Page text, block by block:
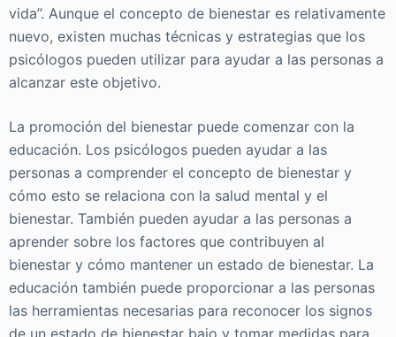
vida”. Aunque el concepto de bienestar es relativamente
nuevo, existen muchas técnicas y estrategias que los
psicólogos pueden utilizar para ayudar a las personas a
alcanzar este objetivo.
La promoción del bienestar puede comenzar con la
educación. Los psicólogos pueden ayudar a las
personas a comprender el concepto de bienestar y
cómo esto se relaciona con la salud mental y el
bienestar. También pueden ayudar a las personas a
aprender sobre los factores que contribuyen al
bienestar y cómo mantener un estado de bienestar. La
educación también puede proporcionar a las personas
las herramientas necesarias para reconocer los signos
de un estado de bienestar bajo y tomar medidas para